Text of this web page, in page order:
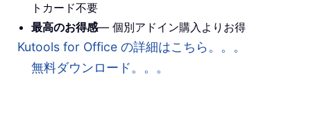
トカード不要
最高のお得感— 個別アドイン購入よりお得
Kutools for Office の詳細はこちら。。。
無料ダウンロード。。。